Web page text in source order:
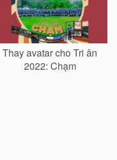
Thay avatar cho Tri ân
2022: Chạm